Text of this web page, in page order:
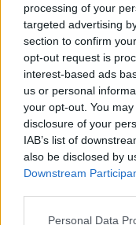
processing of your
targeted advertising
section to confirm
opt-out request is
interest-based ads
us or personal
your opt-out. You
disclosure of your
IAB’s list of
also be disclosed by
Downstream
Personal Data
♥♥♥